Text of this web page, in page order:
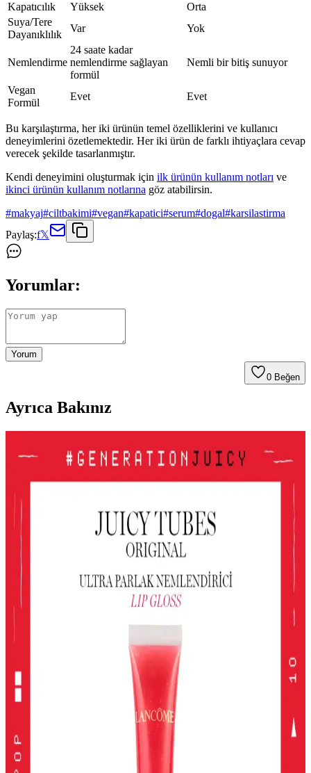
Kapatıcılık
Yüksek
Orta
Suya/Tere
Dayanıklılık
Var Yok
Nemlendirme
24 saate kadar
nemlendirme sağlayan
formül
Nemli bir bitiş sunuyor
Vegan
Formül
Evet Evet
Bu karşılaştırma, her iki ürünün temel özelliklerini ve kullanıcı
deneyimlerini özetlemektedir. Her iki ürün de farklı ihtiyaçlara cevap
verecek şekilde tasarlanmıştır.
Kendi deneyimini oluşturmak için ilk ürünün kullanım notları ve
ikinci ürünün kullanım notlarına göz atabilirsin.
#makyaj#ciltbakimi#vegan#kapatici#serum#dogal#karsilastirma
Paylaş:f𝕏
Yorumlar:
Yorum
0 Beğen
Ayrıca Bakınız
Le Mabelle Altın Pembe Beyaz Glitter Simli Kız
Çocuk Jel Farı Pratik ve Işıltılı Göz Makyajı
Deneyimi
Le Mabelle'nin pembe, altın ve beyaz tonlarındaki jel farı, kolay
uygulama ve parlaklık sağlar. Çocuklar için uygun, pratik ve
eğlenceli göz makyajı seçeneği sunar.
Gri ve Akınca Renklerinin Kozmetik ve Makyajda
Kullanımı ve Uygulama İpuçları
Gri ve akınca renkleri, makyajda şıklık ve doğal görünüm sağlar.
Uygulama teknikleri ve renk uyumu ile farklı tarzlar
yakalayabilirsiniz.
Alerji Dostu ve Doğal Makyaj Ürünleri: Güvenle
Kullanabileceğiniz En İyi Seçenekler
Alerji dostu ve doğal makyaj ürünleri, hassas ciltler için güvenli,
çevre dostu ve dermatolojik testlerden geçmiş seçenekler sunar.
Doğru ürün seçimiyle güzelliğinizi koruyabilirsiniz.
Kiko Milano Unlımıted Double Touch Likit Ruj:
Uzun Süre Kalıcı ve Şık Dudaklar